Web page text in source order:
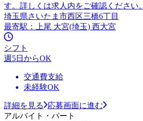
す。詳しくは求人内をご確認ください。
埼玉県さいたま市西区三橋6丁目
最寄駅：上尾 大宮(埼玉) 西大宮
シフト
週5日からOK
交通費支給
未経験OK
詳細を見る
応募画面に進む
アルバイト・パート